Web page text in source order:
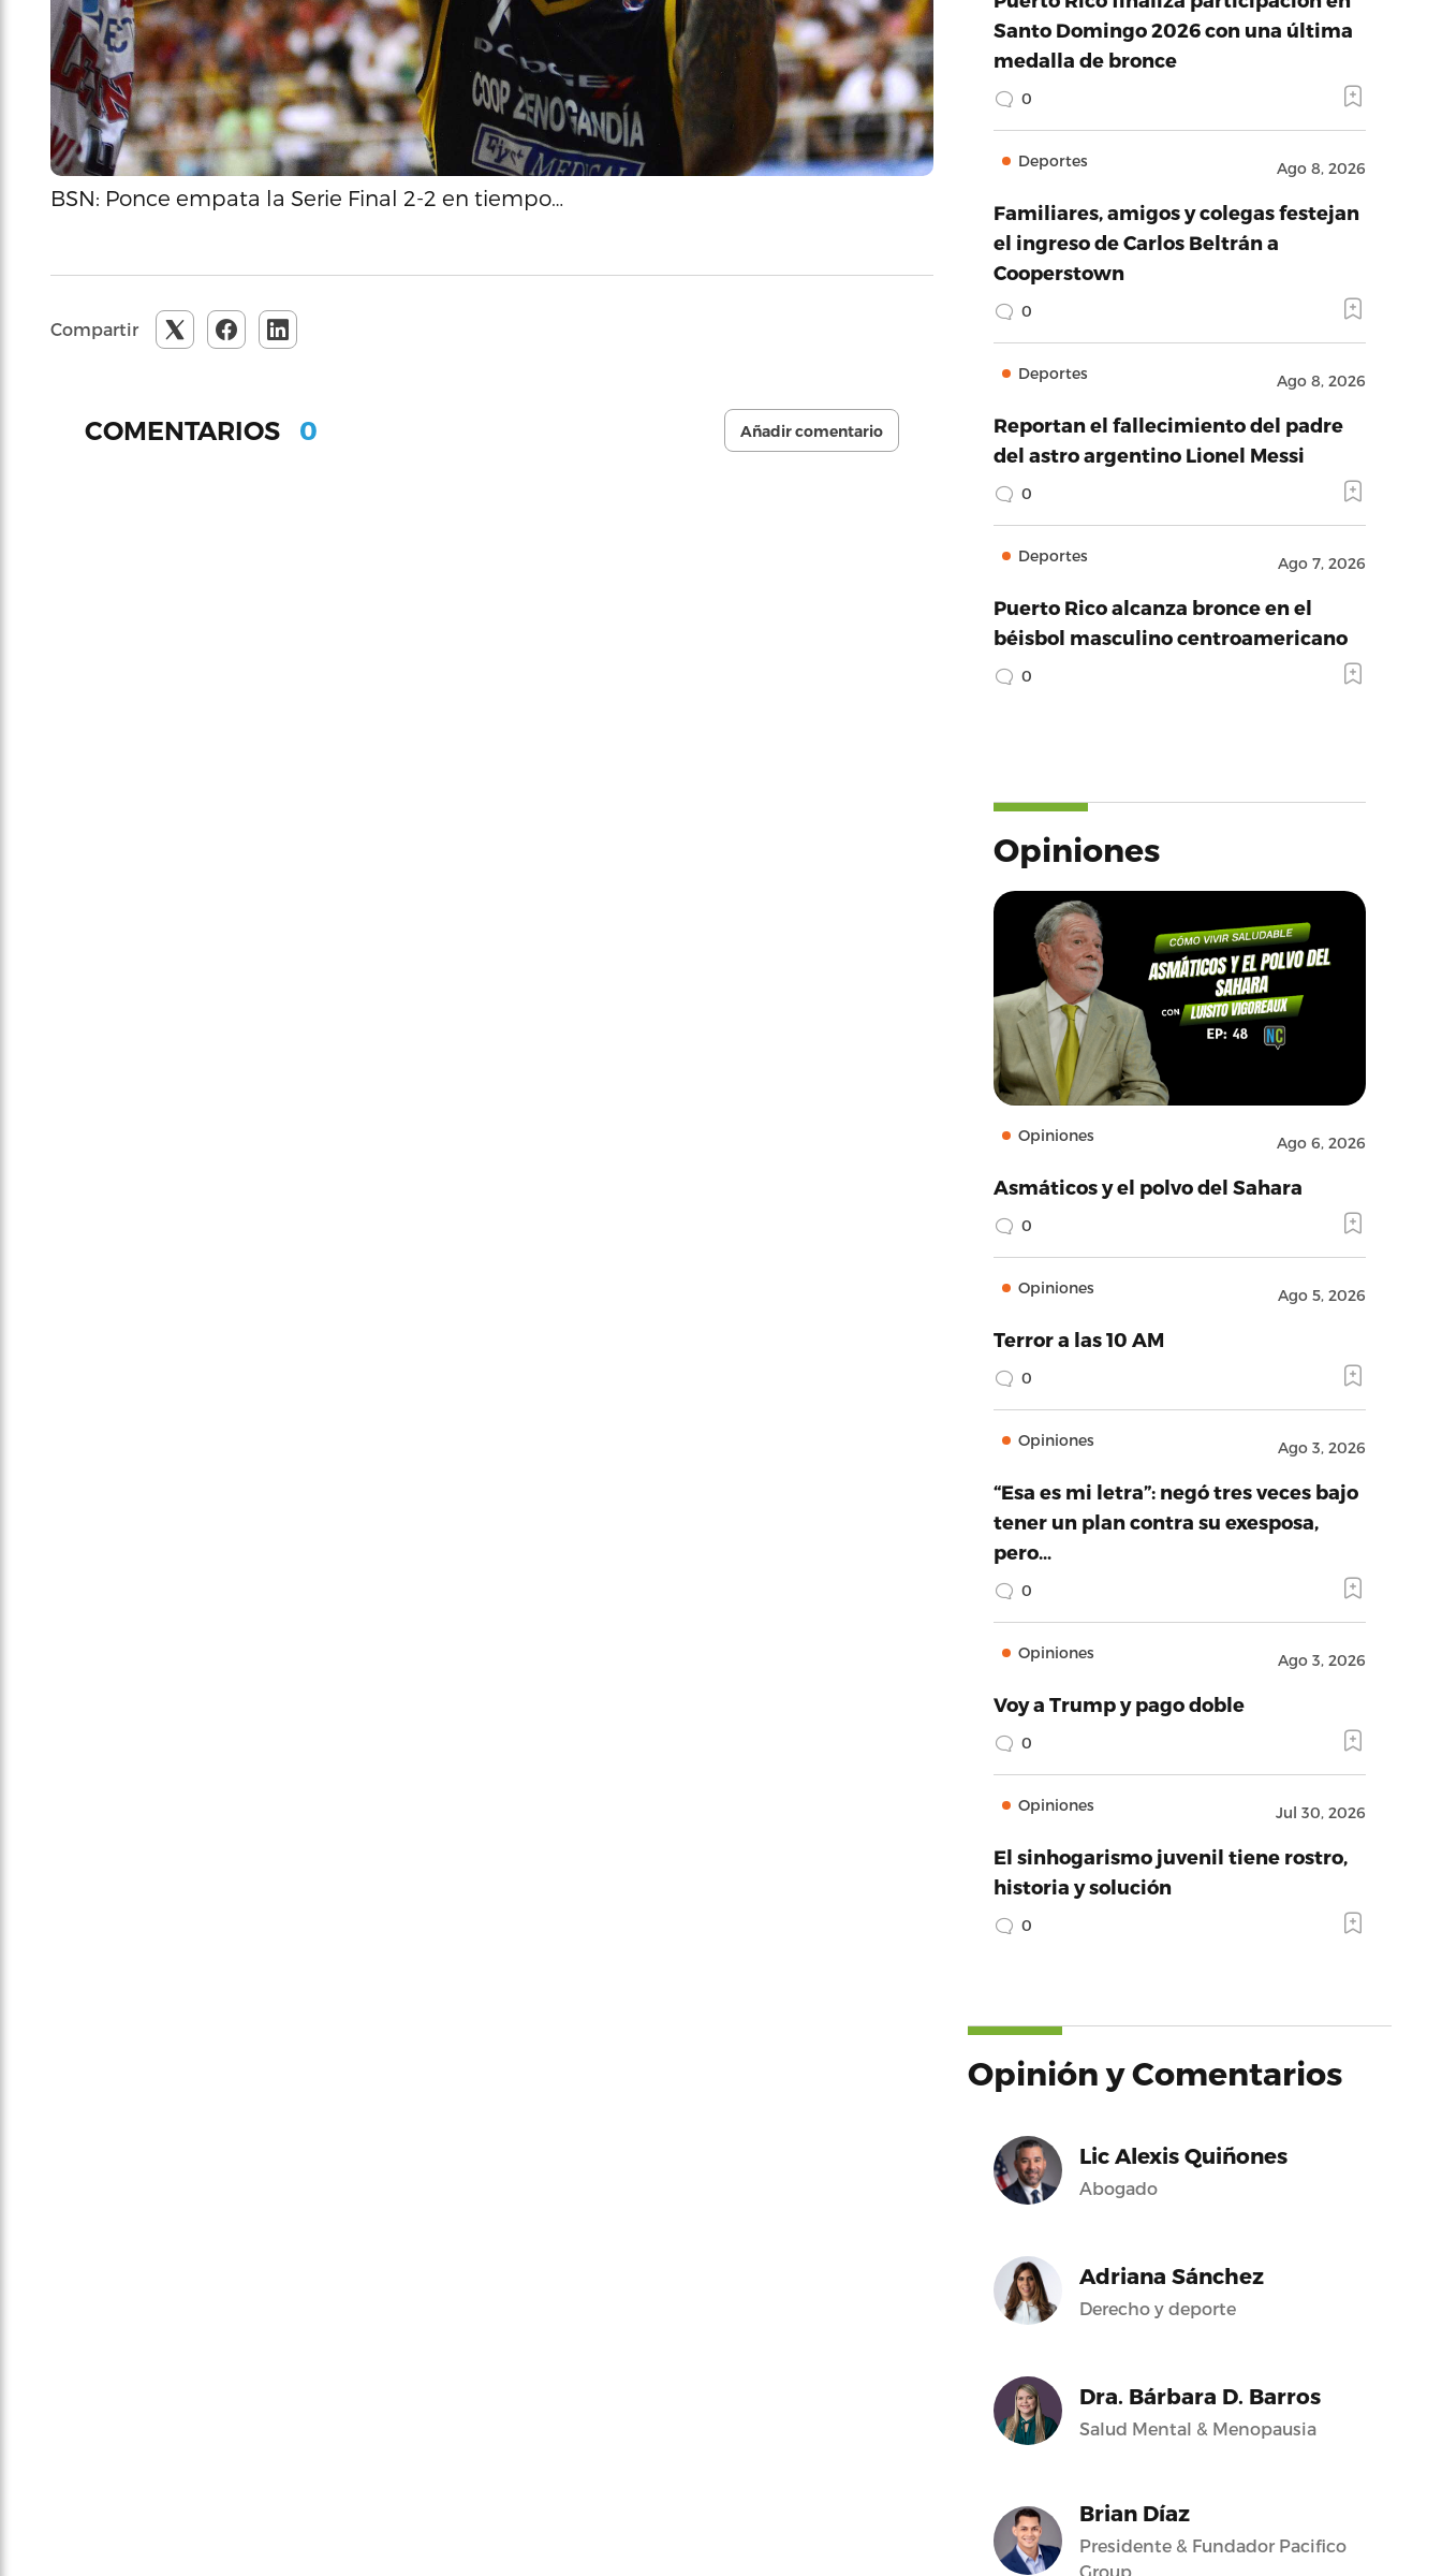
BSN: Ponce empata la Serie Final 2-2 en tiempo…
Compartir
COMENTARIOS 0 Añadir comentario
Santo Domingo 2026 con una última
medalla de bronce
0
Deportes Ago 8, 2026
Familiares, amigos y colegas festejan
el ingreso de Carlos Beltrán a
Cooperstown
0
Deportes Ago 8, 2026
Reportan el fallecimiento del padre
del astro argentino Lionel Messi
0
Deportes Ago 7, 2026
Puerto Rico alcanza bronce en el
béisbol masculino centroamericano
0
Opiniones
Opiniones Ago 6, 2026
Asmáticos y el polvo del Sahara
0
Opiniones Ago 5, 2026
Terror a las 10 AM
0
Opiniones Ago 3, 2026
“Esa es mi letra”: negó tres veces bajo
tener un plan contra su exesposa,
pero…
0
Opiniones Ago 3, 2026
Voy a Trump y pago doble
0
Opiniones Jul 30, 2026
El sinhogarismo juvenil tiene rostro,
historia y solución
0
Opinión y Comentarios
Lic Alexis Quiñones
Abogado
Adriana Sánchez
Derecho y deporte
Dra. Bárbara D. Barros
Salud Mental & Menopausia
Brian Díaz
Presidente & Fundador Pacifico
Group